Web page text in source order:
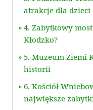
atrakcje dla dzieci
4. Zabytkowy most
Kłodzko?
5. Muzeum Ziemi
historii
6. Kościół
największe